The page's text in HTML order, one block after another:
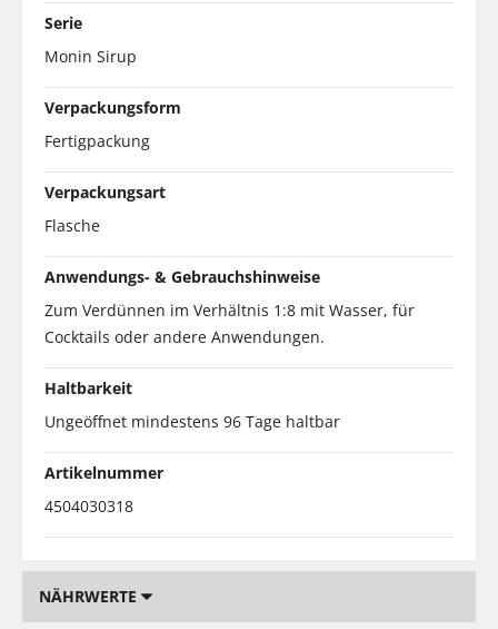
Serie
Monin Sirup
Verpackungsform
Fertigpackung
Verpackungsart
Flasche
Anwendungs- & Gebrauchshinweise
Zum Verdünnen im Verhältnis 1:8 mit Wasser, für
Cocktails oder andere Anwendungen.
Haltbarkeit
Ungeöffnet mindestens 96 Tage haltbar
Artikelnummer
4504030318
NÄHRWERTE